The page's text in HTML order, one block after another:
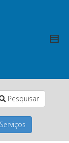
Pesquisar
Serviços